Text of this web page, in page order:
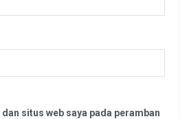
situs web saya pada peramban